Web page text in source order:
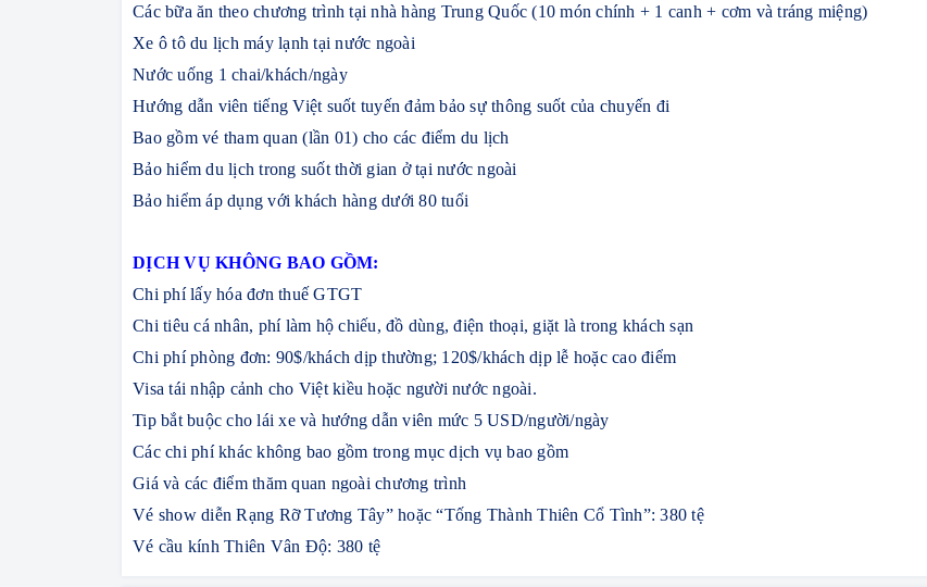
Các bữa ăn theo chương trình tại nhà hàng Trung Quốc (10 món chính + 1 canh + cơm và tráng miệng)
Xe ô tô du lịch máy lạnh tại nước ngoài
Nước uống 1 chai/khách/ngày
Hướng dẫn viên tiếng Việt suốt tuyến đảm bảo sự thông suốt của chuyến đi
Bao gồm vé tham quan (lần 01) cho các điểm du lịch
Bảo hiểm du lịch trong suốt thời gian ở tại nước ngoài
Bảo hiểm áp dụng với khách hàng dưới 80 tuổi
DỊCH VỤ KHÔNG BAO GỒM:
Chi phí lấy hóa đơn thuế GTGT
Chi tiêu cá nhân, phí làm hộ chiếu, đồ dùng, điện thoại, giặt là trong khách sạn
Chi phí phòng đơn: 90$/khách dịp thường; 120$/khách dịp lễ hoặc cao điểm
Visa tái nhập cảnh cho Việt kiều hoặc người nước ngoài.
Tip bắt buộc cho lái xe và hướng dẫn viên mức 5 USD/người/ngày
Các chi phí khác không bao gồm trong mục dịch vụ bao gồm
Giá và các điểm thăm quan ngoài chương trình
Vé show diễn Rạng Rỡ Tương Tây” hoặc “Tống Thành Thiên Cổ Tình”: 380 tệ
Vé cầu kính Thiên Vân Độ: 380 tệ